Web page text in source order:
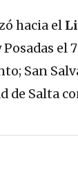
hacia el
el
San
de Salta